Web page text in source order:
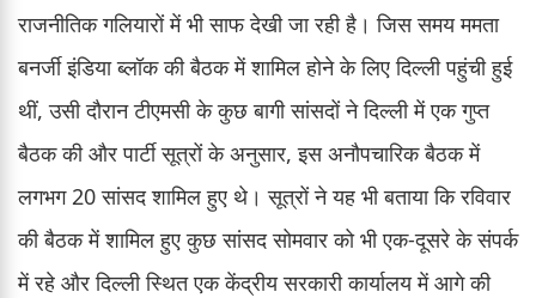
राजनीतिक गलियारों में भी साफ देखी जा रही है। जिस समय ममता
बनर्जी इंडिया ब्लॉक की बैठक में शामिल होने के लिए दिल्ली पहुंची हुई
थीं, उसी दौरान टीएमसी के कुछ बागी सांसदों ने दिल्ली में एक गुप्त
बैठक की और पार्टी सूत्रों के अनुसार, इस अनौपचारिक बैठक में
लगभग 20 सांसद शामिल हुए थे। सूत्रों ने यह भी बताया कि रविवार
की बैठक में शामिल हुए कुछ सांसद सोमवार को भी एक-दूसरे के संपर्क
में रहे और दिल्ली स्थित एक केंद्रीय सरकारी कार्यालय में आगे की